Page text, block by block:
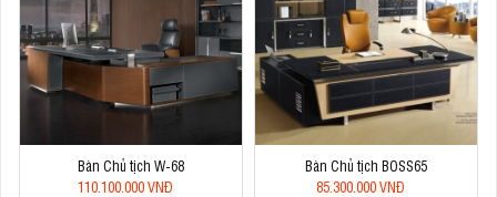
Bàn Chủ tịch W-68
110.100.000 VNĐ
Bàn Chủ tịch BOSS65
85.300.000 VNĐ